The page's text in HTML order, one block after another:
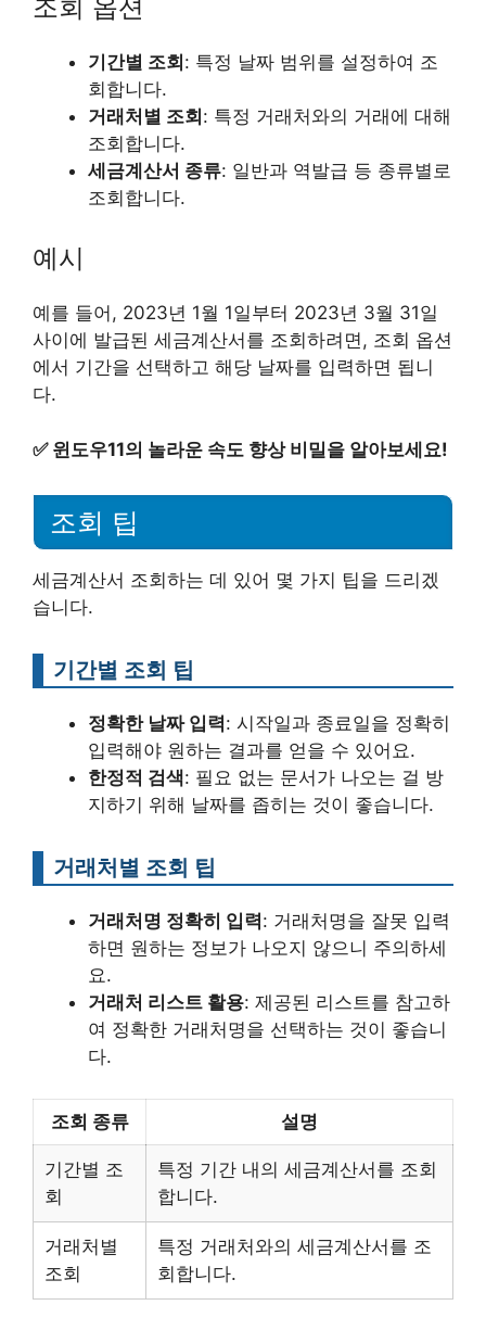
조회 옵션
기간별 조회: 특정 날짜 범위를 설정하여 조
회합니다.
거래처별 조회: 특정 거래처와의 거래에 대해
조회합니다.
세금계산서 종류: 일반과 역발급 등 종류별로
조회합니다.
예시
예를 들어, 2023년 1월 1일부터 2023년 3월 31일
사이에 발급된 세금계산서를 조회하려면, 조회 옵션
에서 기간을 선택하고 해당 날짜를 입력하면 됩니
다.
✅ 윈도우11의 놀라운 속도 향상 비밀을 알아보세요!
조회 팁
세금계산서 조회하는 데 있어 몇 가지 팁을 드리겠
습니다.
기간별 조회 팁
정확한 날짜 입력: 시작일과 종료일을 정확히
입력해야 원하는 결과를 얻을 수 있어요.
한정적 검색: 필요 없는 문서가 나오는 걸 방
지하기 위해 날짜를 좁히는 것이 좋습니다.
거래처별 조회 팁
거래처명 정확히 입력: 거래처명을 잘못 입력
하면 원하는 정보가 나오지 않으니 주의하세
요.
거래처 리스트 활용: 제공된 리스트를 참고하
여 정확한 거래처명을 선택하는 것이 좋습니
다.
조회 종류 설명
기간별 조
회
특정 기간 내의 세금계산서를 조회
합니다.
거래처별
조회
특정 거래처와의 세금계산서를 조
회합니다.